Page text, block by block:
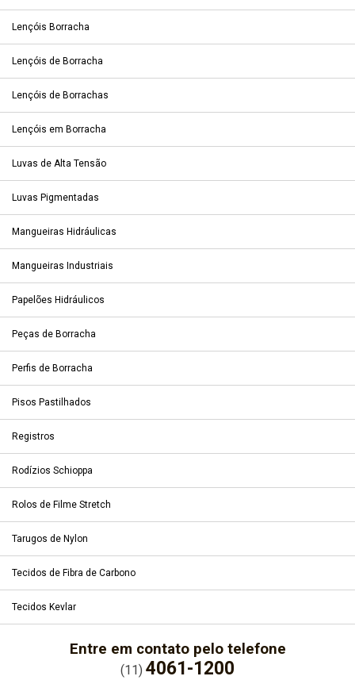
Lençóis Borracha
Lençóis de Borracha
Lençóis de Borrachas
Lençóis em Borracha
Luvas de Alta Tensão
Luvas Pigmentadas
Mangueiras Hidráulicas
Mangueiras Industriais
Papelões Hidráulicos
Peças de Borracha
Perfis de Borracha
Pisos Pastilhados
Registros
Rodízios Schioppa
Rolos de Filme Stretch
Tarugos de Nylon
Tecidos de Fibra de Carbono
Tecidos Kevlar
Entre em contato pelo telefone
(11) 4061-1200